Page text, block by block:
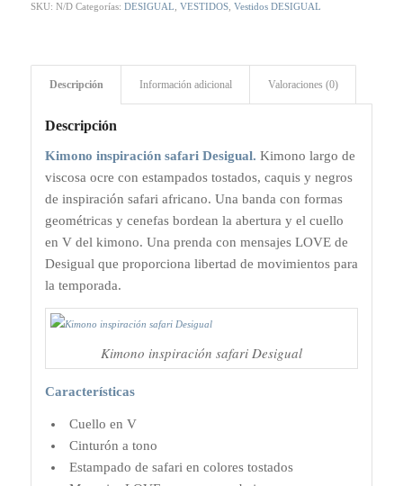
SKU: N/D Categorías: DESIGUAL VESTIDOS, Vestidos DESIGUAL
Descripción Información adicional Valoraciones (0)
Descripción
Kimono inspiración safari Desigual. Kimono largo de
viscosa ocre con estampados tostados, caquis y negros
de inspiración safari africano. Una banda con formas
geométricas y cenefas bordean la abertura y el cuello
en V del kimono. Una prenda con mensajes LOVE de
Desigual que proporciona libertad de movimientos para
la temporada.
Kimono inspiración safari Desigual
Características
Cuello en V
Cinturón a tono
Estampado de safari en colores tostados